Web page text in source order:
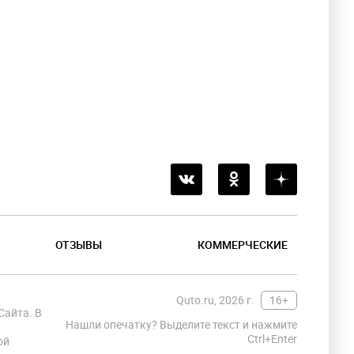
ОТЗЫВЫ КОММЕРЧЕСКИЕ
Quto.ru, 2026 г.
16+
Нашли опечатку? Выделите текст и нажмите
Ctrl+Enter
В